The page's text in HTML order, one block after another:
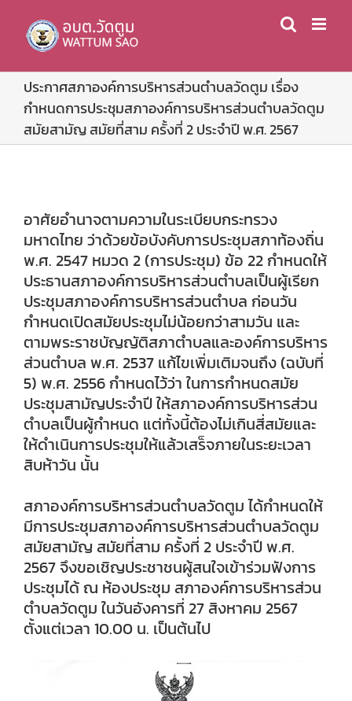
content
ประกาศสภาองค์การบริหารส่วนตำบลวัดตูม เรื่อง
กำหนดการประชุมสภาองค์การบริหารส่วนตำบลวัดตูม
สมัยสามัญ สมัยที่สาม ครั้งที่ 2 ประจำปี พ.ศ. 2567
อาศัยอำนาจตามความในระเบียบกระทรวง
มหาดไทย ว่าด้วยข้อบังคับการประชุมสภาท้องถิ่น
พ.ศ. 2547 หมวด 2 (การประชุม) ข้อ 22 กำหนดให้
ประธานสภาองค์การบริหารส่วนตำบลเป็นผู้เรียก
ประชุมสภาองค์การบริหารส่วนตำบล ก่อนวัน
กำหนดเปิดสมัยประชุมไม่น้อยกว่าสามวัน และ
ตามพระราชบัญญัติสภาตำบลและองค์การบริหาร
ส่วนตำบล พ.ศ. 2537 แก้ไขเพิ่มเติมจนถึง (ฉบับที่
5) พ.ศ. 2556 กำหนดไว้ว่า ในการกำหนดสมัย
ประชุมสามัญประจำปี ให้สภาองค์การบริหารส่วน
ตำบลเป็นผู้กำหนด แต่ทั้งนี้ต้องไม่เกินสี่สมัยและ
ให้ดำเนินการประชุมให้แล้วเสร็จภายในระยะเวลา
สิบห้าวัน นั้น
สภาองค์การบริหารส่วนตำบลวัดตูม ได้กำหนดให้
มีการประชุมสภาองค์การบริหารส่วนตำบลวัดตูม
สมัยสามัญ สมัยที่สาม ครั้งที่ 2 ประจำปี พ.ศ.
2567 จึงขอเชิญประชาชนผู้สนใจเข้าร่วมฟังการ
ประชุมได้ ณ ห้องประชุม สภาองค์การบริหารส่วน
ตำบลวัดตูม ในวันอังคารที่ 27 สิงหาคม 2567
ตั้งแต่เวลา 10.00 น. เป็นต้นไป